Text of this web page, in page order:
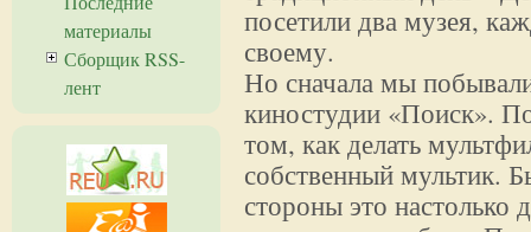
посетили два музея,
своему.
Но сначала мы
киностудии «Поиск».
том, как делать
собственный мультик.
стороны это настолько
материалы
Сборщик RSS-
лент